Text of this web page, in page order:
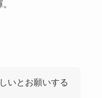
いとお願いする